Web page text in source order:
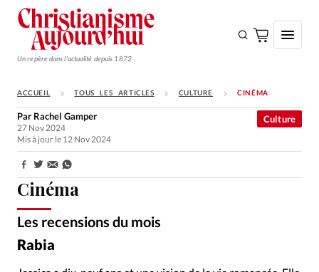
Un repère dans l'actualité depuis 1872
S'ABONNER
Monde
Opinions
Tous les articles
ACCUEIL TOUS LES ARTICLES CULTURE CINÉMA
Cinéma
Les recensions du mois
Culture
Par Rachel Gamper
27 Nov 2024
Mis à jour le 12 Nov 2024
Partager:
Rabia